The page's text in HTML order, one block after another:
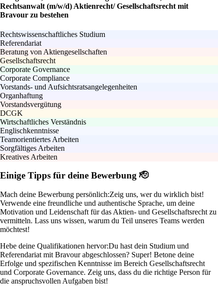
Rechtsanwalt (m/w/d) Aktienrecht/ Gesellschaftsrecht mit
Bravour zu bestehen
Rechtswissenschaftliches Studium
Referendariat
Beratung von Aktiengesellschaften
Gesellschaftsrecht
Corporate Governance
Corporate Compliance
Vorstands- und Aufsichtsratsangelegenheiten
Organhaftung
Vorstandsvergütung
DCGK
Wirtschaftliches Verständnis
Englischkenntnisse
Teamorientiertes Arbeiten
Sorgfältiges Arbeiten
Kreatives Arbeiten
Einige Tipps für deine Bewerbung 🫡
Mach deine Bewerbung persönlich:Zeig uns, wer du wirklich bist!
Verwende eine freundliche und authentische Sprache, um deine
Motivation und Leidenschaft für das Aktien- und Gesellschaftsrecht zu
vermitteln. Lass uns wissen, warum du Teil unseres Teams werden
möchtest!
Hebe deine Qualifikationen hervor:Du hast dein Studium und
Referendariat mit Bravour abgeschlossen? Super! Betone deine
Erfolge und spezifischen Kenntnisse im Bereich Gesellschaftsrecht
und Corporate Governance. Zeig uns, dass du die richtige Person für
die anspruchsvollen Aufgaben bist!